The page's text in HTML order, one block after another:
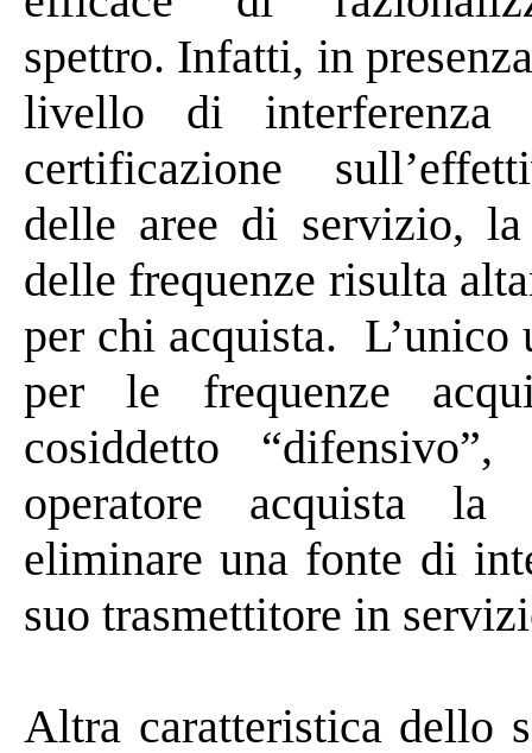
spettro. Infatti, in
livello di interferenza
certificazione
delle aree di servizio, la
delle frequenze risulta
per chi acquista. L’unico
per le frequenze
cosiddetto
operatore acquista la
eliminare una fonte di
suo trasmettitore in
Altra caratteristica dello